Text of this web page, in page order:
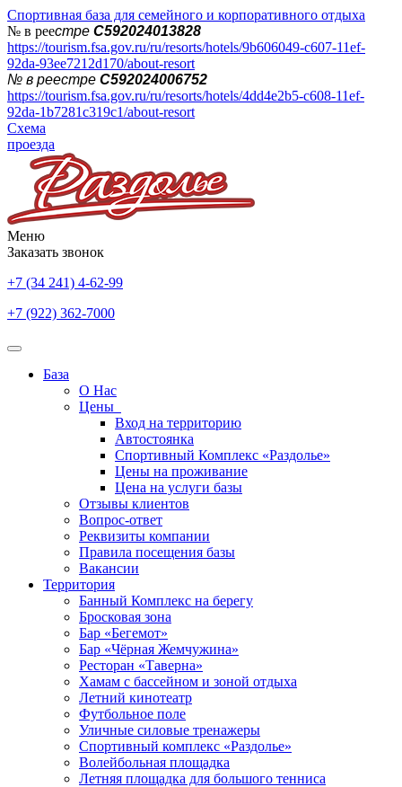
Спортивная база для семейного и корпоративного отдыха
№ в реестре С592024013828
https://tourism.fsa.gov.ru/ru/resorts/hotels/9b606049-c607-11ef-
92da-93ee7212d170/about-resort
№ в реестре С592024006752
https://tourism.fsa.gov.ru/ru/resorts/hotels/4dd4e2b5-c608-11ef-
92da-1b7281c319c1/about-resort
Схема
проезда
Меню
Заказать звонок
+7 (34 241) 4-62-99
+7 (922) 362-7000
База
О Нас
Цены
Вход на территорию
Автостоянка
Спортивный Комплекс «Раздолье»
Цены на проживание
Цена на услуги базы
Отзывы клиентов
Вопрос-ответ
Реквизиты компании
Правила посещения базы
Вакансии
Территория
Банный Комплекс на берегу
Бросковая зона
Бар «Бегемот»
Бар «Чёрная Жемчужина»
Ресторан «Таверна»
Хамам с бассейном и зоной отдыха
Летний кинотеатр
Футбольное поле
Уличные силовые тренажеры
Спортивный комплекс «Раздолье»
Волейбольная площадка
Летняя площадка для большого тенниса